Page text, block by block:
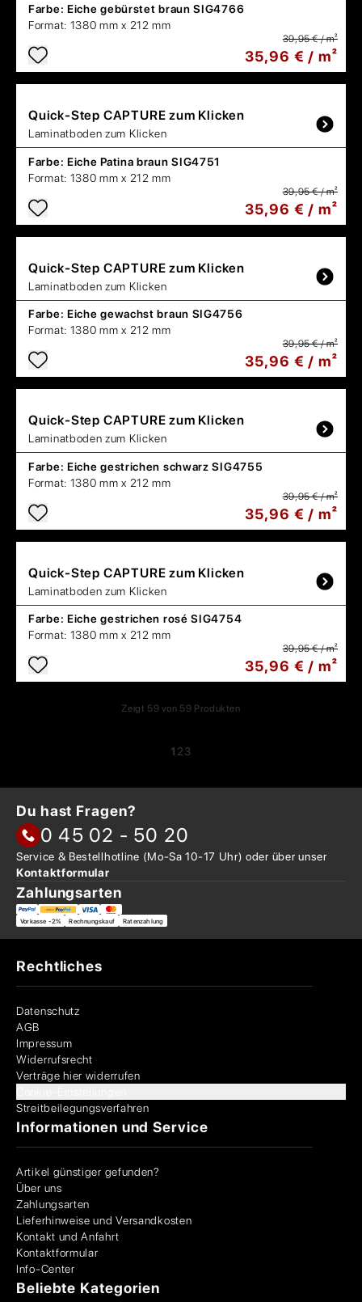
Farbe: Eiche gebürstet braun SIG4766
Format: 1380 mm x 212 mm
39,95 € / m²
35,96 € / m²
Quick-Step CAPTURE zum Klicken
Laminatboden zum Klicken
Farbe: Eiche Patina braun SIG4751
Format: 1380 mm x 212 mm
39,95 € / m²
35,96 € / m²
Quick-Step CAPTURE zum Klicken
Laminatboden zum Klicken
Farbe: Eiche gewachst braun SIG4756
Format: 1380 mm x 212 mm
39,95 € / m²
35,96 € / m²
Quick-Step CAPTURE zum Klicken
Laminatboden zum Klicken
Farbe: Eiche gestrichen schwarz SIG4755
Format: 1380 mm x 212 mm
39,95 € / m²
35,96 € / m²
Quick-Step CAPTURE zum Klicken
Laminatboden zum Klicken
Farbe: Eiche gestrichen rosé SIG4754
Format: 1380 mm x 212 mm
39,95 € / m²
35,96 € / m²
Zeigt 59 von 59 Produkten
1 23
Du hast Fragen?
0 45 02 - 50 20
Service & Bestellhotline (Mo-Sa 10-17 Uhr) oder überunser
Kontaktformular
Zahlungsarten
Vorkasse -2% Rechnungskauf Ratenzahlung
Rechtliches
Datenschutz
AGB
Impressum
Widerrufsrecht
Verträge hier widerrufen
Streitbeilegungsverfahren
Informationen und Service
Artikel günstiger gefunden?
Über uns
Zahlungsarten
Lieferhinweise und Versandkosten
Kontakt und Anfahrt
Kontaktformular
Info-Center
Beliebte Kategorien